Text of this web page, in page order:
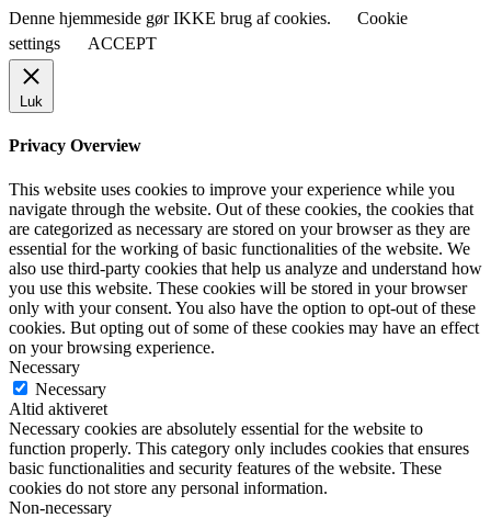
Denne hjemmeside gør IKKE brug af cookies.
Cookie
settings
ACCEPT
Luk
Privacy Overview
This website uses cookies to improve your experience while you
navigate through the website. Out of these cookies, the cookies that
are categorized as necessary are stored on your browser as they are
essential for the working of basic functionalities of the website. We
also use third-party cookies that help us analyze and understand how
you use this website. These cookies will be stored in your browser
only with your consent. You also have the option to opt-out of these
cookies. But opting out of some of these cookies may have an effect
on your browsing experience.
Necessary
Necessary
Altid aktiveret
Necessary cookies are absolutely essential for the website to
function properly. This category only includes cookies that ensures
basic functionalities and security features of the website. These
cookies do not store any personal information.
Non-necessary